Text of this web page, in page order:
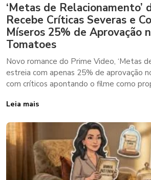
‘Metas de Relacionamento’
Recebe Críticas Severas e
Míseros 25% de Aprovação
Tomatoes
Novo romance do Prime Video, ‘Metas
estreia com apenas 25% de aprovação
com críticos apontando o filme como
Leia mais